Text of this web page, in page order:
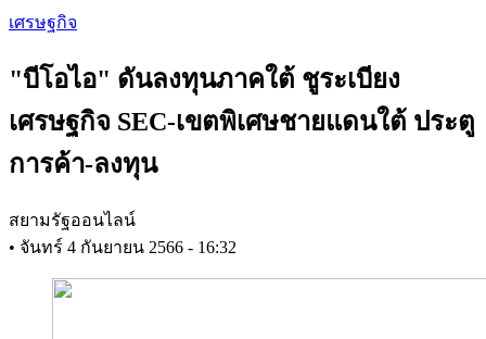
Skip
content
เศรษฐกิจ
"บีโอไอ" ดันลงทุนภาคใต้ ชูระเบียง
เศรษฐกิจ SEC-เขตพิเศษชายแดนใต้ ประตู
การค้า-ลงทุน
สยามรัฐออนไลน์
• จันทร์ 4 กันยายน 2566 - 16:32